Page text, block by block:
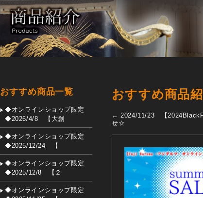
おすすめ商品一覧
◆オンラインショップ限定
◆2026/4/8 【大創
◆オンラインショップ限定
◆2025/12/24 【
◆オンラインショップ限定
◆2025/12/8 【２
◆オンラインショップ限定
おすすめ商品
← 2024/11/23 【
せ☆